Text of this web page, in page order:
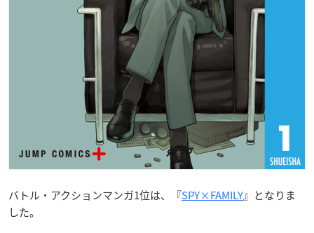
バトル・アクションマンガ1位は、『SPY×FAMILY』となりま
した。